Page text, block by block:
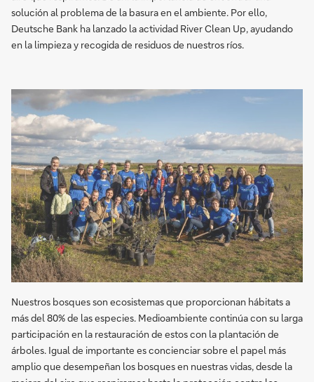
solución al problema de la basura en el ambiente. Por ello,
Deutsche Bank ha lanzado la actividad River Clean Up, ayudando
en la limpieza y recogida de residuos de nuestros ríos.
Nuestros bosques son ecosistemas que proporcionan hábitats a
más del 80% de las especies. Medioambiente continúa con su larga
participación en la restauración de estos con la plantación de
árboles. Igual de importante es concienciar sobre el papel más
amplio que desempeñan los bosques en nuestras vidas, desde la